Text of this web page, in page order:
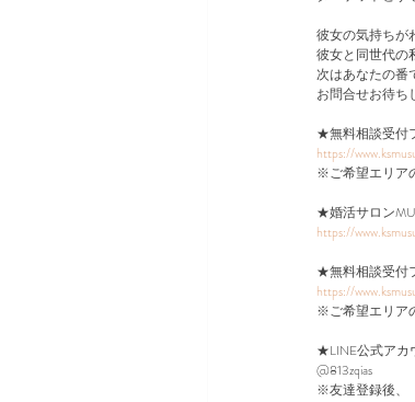
彼女の気持ちが
彼女と同世代の
次はあなたの番
お問合せお待ち
★無料相談受付
https://
※ご希望エリア
★婚活サロン
https://
★無料相談受付
https://
※ご希望エリア
★LINE公式ア
@813zqias
※友達登録後、